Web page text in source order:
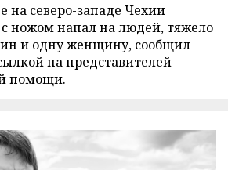
на северо-западе Чехии
ножом напал на людей, тяжело
и одну женщину, сообщил
на представителей
помощи.